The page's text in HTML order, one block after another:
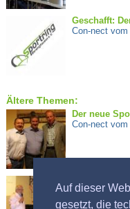
Auf dieser
gesetzt, die
Geschafft:
Con-nect vom
Ältere Themen:
Der neue
Con-nect vom
Sportring
der Stadt
Deister Echo